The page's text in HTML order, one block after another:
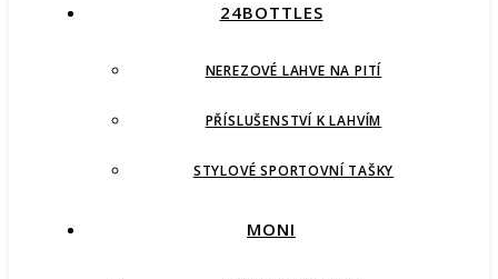
24BOTTLES
NEREZOVÉ LAHVE NA PITÍ
PŘÍSLUŠENSTVÍ K LAHVÍM
STYLOVÉ SPORTOVNÍ TAŠKY
MONI